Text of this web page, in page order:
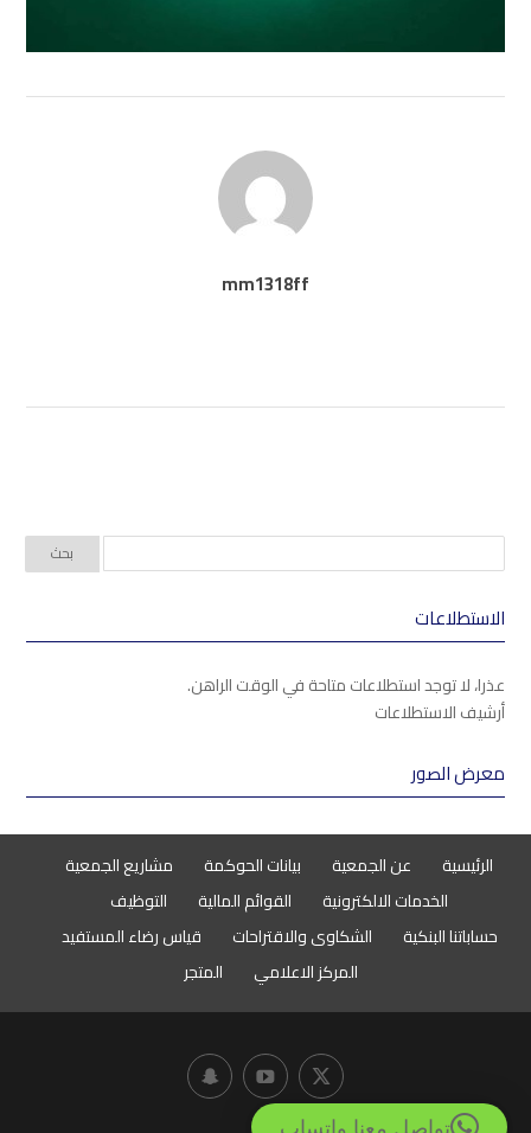
mm1318ff
الاستطلاعات
عذرا، لا توجد استطلاعات متاحة في الوقت الراهن.
أرشيف الاستطلاعات
معرض الصور
الرئيسية عن الجمعية بيانات الحوكمة
مشاريع الجمعية
الخدمات الالكترونية
القوائم المالية
التوظيف
حساباتنا البنكية
الشكاوى والاقتراحات
قياس رضاء المستفيد
المركز الاعلامي
المتجر
تواصل معنا واتساب